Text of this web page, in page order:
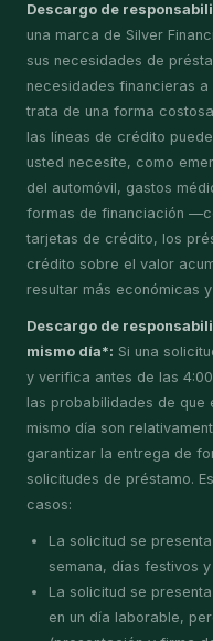
Descargo de
una marca de Silver
sus necesidades de
necesidades financieras
trata de una forma
las líneas de crédito
usted necesite, como
del automóvil, gastos
formas de financiación
tarjetas de crédito, los
crédito sobre el valor
resultar más económicas
Descargo de
mismo día*: Si una
y verifica antes de las
las probabilidades de que
mismo día son
garantizar la entrega de
solicitudes de préstamo.
casos:
La solicitud se
semana, días festivos
La solicitud se
en un día laborable,